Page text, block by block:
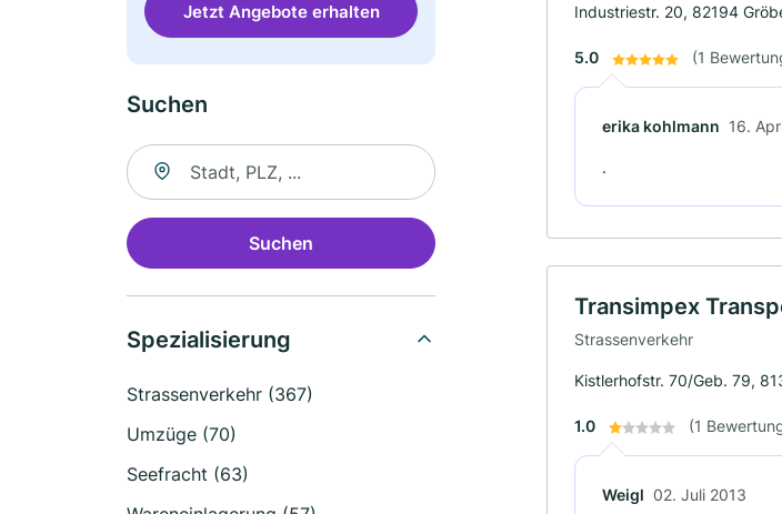
Jetzt Angebote erhalten
Suchen
Suche nach Ort
Suchen
Spezialisierung
Strassenverkehr (367)
Umzüge (70)
Seefracht (63)
Industriestr. 20, 82194
5.0 (1
erika kohlmann 16.
.
Transimpex
Strassenverkehr
Kistlerhofstr. 70/Geb. 79,
1.0 (1
Weigl 02. Juli 2013